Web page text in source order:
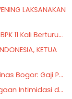
LAKSANAKAN
11 Kali Berturu...
KETUA
Bogor: Gaji P...
Intimidasi d...